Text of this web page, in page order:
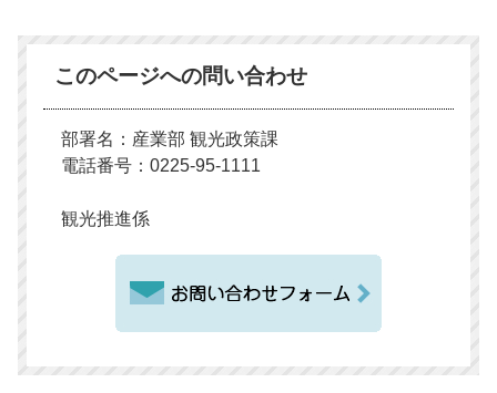
このページへの問い合わせ
部署名：産業部 観光政策課
電話番号：0225-95-1111
観光推進係